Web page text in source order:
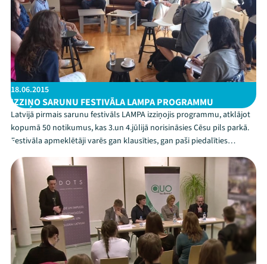
18.06.2015
IZZIŅO SARUNU FESTIVĀLA LAMPA PROGRAMMU
Latvijā pirmais sarunu festivāls LAMPA izziņojis programmu, atklājot
kopumā 50 notikumus, kas 3.un 4.jūlijā norisināsies Cēsu pils parkā.
Festivāla apmeklētāji varēs gan klausīties, gan paši piedalīties
dažādu jomu eksperti un medi...